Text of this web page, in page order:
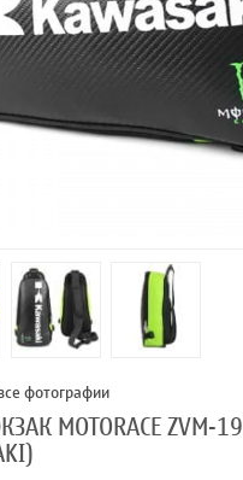
фотографии
MOTORACE ZVM-19